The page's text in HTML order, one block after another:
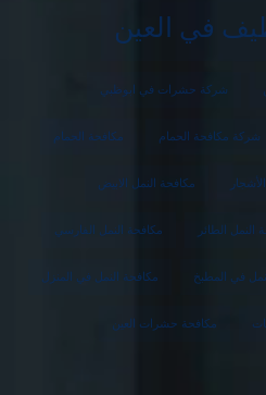
في العين
شركة حشرات في ابوظبي
شركة مكافحة الحمام مكافحة الحمام
مكافحة النمل الابيض
النمل الطائر مكافحة النمل الفارسي
في المطبخ مكافحة النمل في المنزل
مكافحة حشرات العين